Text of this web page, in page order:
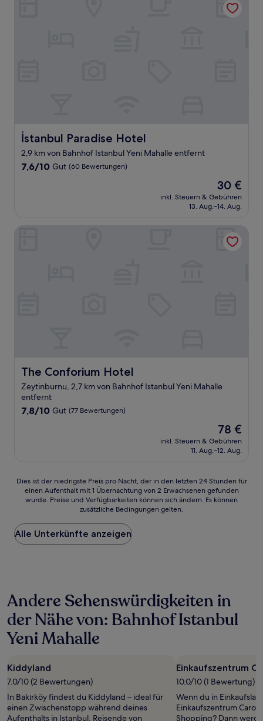
İstanbul Paradise Hotel
İstanbul Paradise Hotel
2,9 km von Bahnhof Istanbul Yeni Mahalle entfernt
7.6
7,6/10 Gut (60 Bewertungen)
Der
Preis
beträgt
30 €
inkl. Steuern & Gebühren
13. Aug.–14. Aug.
The Conforium Hotel
The Conforium Hotel
Zeytinburnu, 2,7 km von Bahnhof Istanbul Yeni Mahalle
entfernt
7.8
7,8/10 Gut (77 Bewertungen)
Der
Preis
beträgt
78 €
inkl. Steuern & Gebühren
11. Aug.–12. Aug.
Dies
der
Preis
pro
Nacht,
24 Stunden
für
einen
mit
2 Erwachsenen
gefunden
wurde.
Preise
und
Dies ist der niedrigste Preis pro Nacht, der in den letzten 24 Stunden für
einen Aufenthalt mit 1 Übernachtung von 2 Erwachsenen gefunden
wurde. Preise und Verfügbarkeiten können sich ändern. Es können
zusätzliche Bedingungen gelten.
Alle Unterkünfte anzeigen
Andere Sehenswürdigkeiten in
der Nähe von: Bahnhof Istanbul
Yeni Mahalle
Kiddyland
7.0/10 (2 Bewertungen)
In Bakırköy findest du Kiddyland – ideal für
einen Zwischenstopp während deines
Aufenthalts in Istanbul. Reisende von
Einkaufszentrum
10.0/10 (1 Bewertung)
Wenn du in
Einkaufszentrum
Shopping? Dann